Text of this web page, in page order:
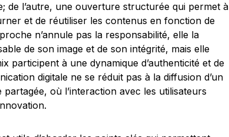
de l’autre, une ouverture structurée qui permet à
et de réutiliser les contenus en fonction de
n’annule pas la responsabilité, elle la
de son image et de son intégrité, mais elle
participent à une dynamique d’authenticité et de
digitale ne se réduit pas à la diffusion d’un
où l’interaction avec les utilisateurs